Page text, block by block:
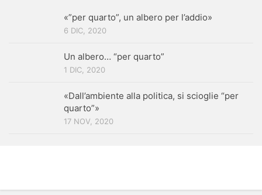
«”per quarto”, un albero per l’addio»
6 DIC, 2020
Un albero… “per quarto”
1 DIC, 2020
«Dall’ambiente alla politica, si scioglie “per
quarto”»
17 NOV, 2020